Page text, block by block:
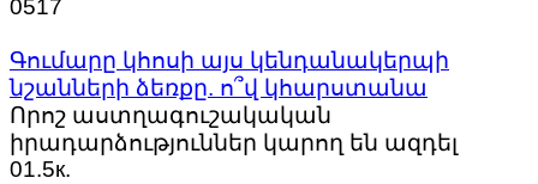
0517
Գումարը կհոսի այս կենդանակերպի
նշանների ձեռքը. ո՞վ կհարստանա
Որոշ աստղագուշակական
իրադարձություններ կարող են ազդել
01.5к.